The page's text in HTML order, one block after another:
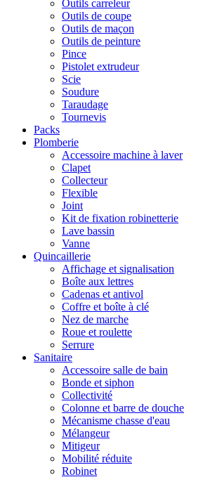
Outils carreleur
Outils de coupe
Outils de maçon
Outils de peinture
Pince
Pistolet extrudeur
Scie
Soudure
Taraudage
Tournevis
Packs
Plomberie
Accessoire machine à laver
Clapet
Collecteur
Flexible
Joint
Kit de fixation robinetterie
Lave bassin
Vanne
Quincaillerie
Affichage et signalisation
Boîte aux lettres
Cadenas et antivol
Coffre et boîte à clé
Nez de marche
Roue et roulette
Serrure
Sanitaire
Accessoire salle de bain
Bonde et siphon
Collectivité
Colonne et barre de douche
Mécanisme chasse d'eau
Mélangeur
Mitigeur
Mobilité réduite
Robinet